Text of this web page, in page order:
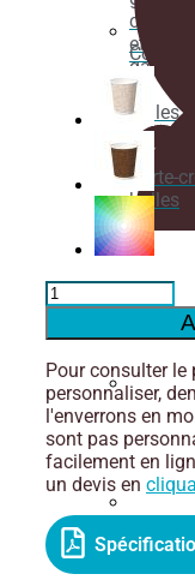
crêpes
et
gaufres
à
bulles
Bol
Poke/
Gobelet
pour
les
nouilles
et les
de
coupe
Couverts
Pailles
Porte-
bulles
quantité
de
Verre
boisson
chaude
300ml
à
simple
paroi
à
simple
paroi
Pour consulter
personnaliser,
l'enverrons en
sont pas
facilement en
un devis en